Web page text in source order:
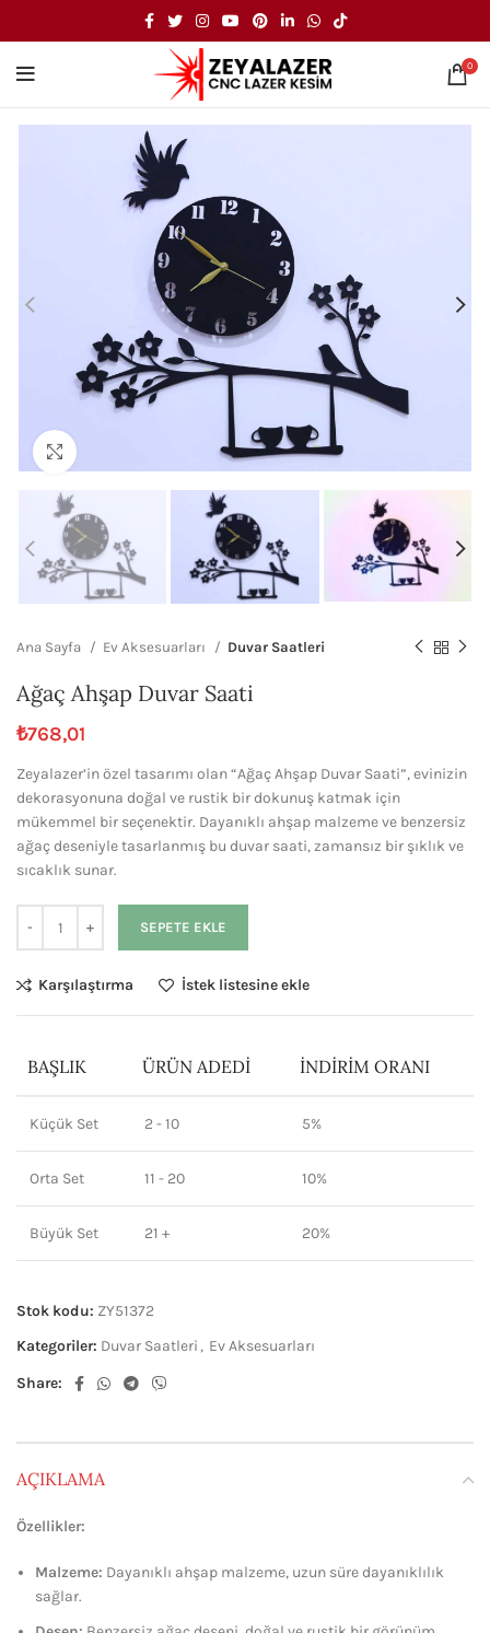
0
Büyütmek için tıklayın
Ana Sayfa Ev Aksesuarları Duvar Saatleri
Ağaç Ahşap Duvar Saati
₺768,01
Zeyalazer’in özel tasarımı olan “Ağaç Ahşap Duvar Saati”, evinizin
dekorasyonuna doğal ve rustik bir dokunuş katmak için
mükemmel bir seçenektir. Dayanıklı ahşap malzeme ve benzersiz
ağaç deseniyle tasarlanmış bu duvar saati, zamansız bir şıklık ve
sıcaklık sunar.
SEPETE EKLE
Karşılaştırma İstek listesine ekle
BAŞLIK ÜRÜN ADEDI İNDIRIM ORANI
Küçük Set 2 - 10 5%
Orta Set 11 - 20 10%
Büyük Set 21 + 20%
Stok kodu: ZY51372
Kategoriler: Duvar Saatleri , Ev Aksesuarları
Share:
AÇIKLAMA
Özellikler:
Malzeme: Dayanıklı ahşap malzeme, uzun süre dayanıklılık
sağlar.